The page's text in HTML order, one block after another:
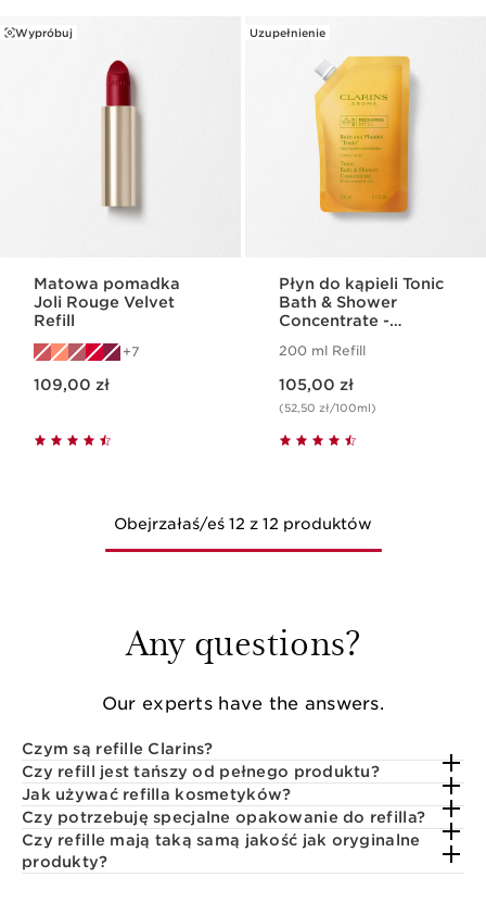
Wypróbuj
Matowa pomadka
Joli Rouge Velvet
Refill
7
109,00 zł
Uzupełnienie
Płyn do kąpieli Tonic
Bath & Shower
Concentrate -
200 ml Refill
105,00 zł
(52,50 zł/100ml)
Obejrzałaś/eś 12 z 12 produktów
Any questions?
Our experts have the answers.
Czym są refille Clarins?
Czy refill jest tańszy od pełnego produktu?
Jak używać refilla kosmetyków?
Czy potrzebuję specjalne opakowanie do refilla?
Czy refille mają taką samą jakość jak oryginalne
produkty?